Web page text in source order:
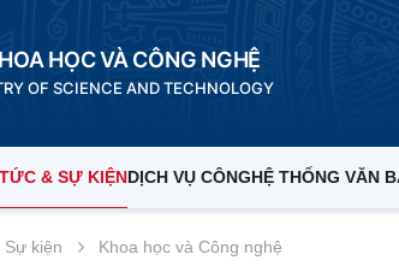
HỌC VÀ CÔNG NGHỆ
OF SCIENCE AND TECHNOLOGY
& SỰ KIỆNDỊCH VỤ CÔNGHỆ THỐNG VĂN
Sự kiện Khoa học và Công nghệ